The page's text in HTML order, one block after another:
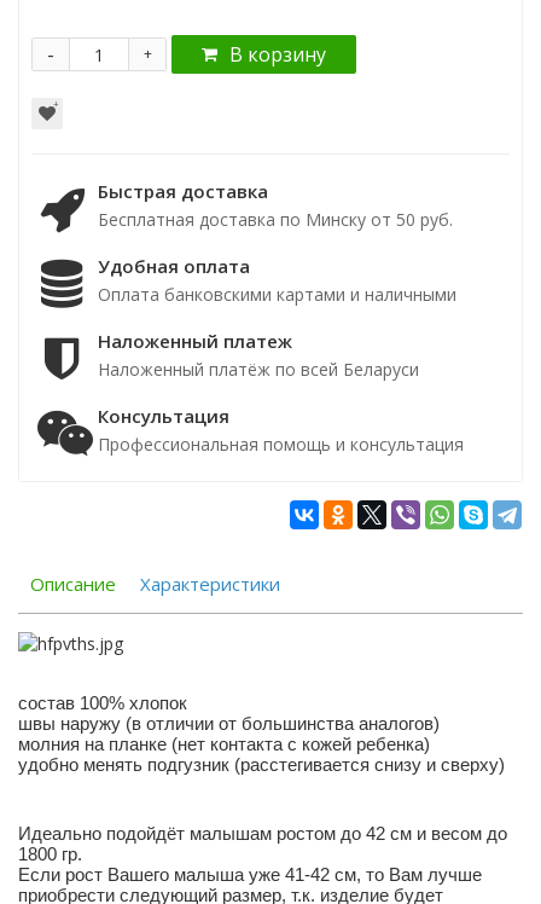
+
- В корзину
Быстрая доставка
Бесплатная доставка по Минску от 50 руб.
Удобная оплата
Оплата банковскими картами и наличными
Наложенный платеж
Наложенный платёж по всей Беларуси
Консультация
Профессиональная помощь и консультация
Описание Характеристики
состав 100% хлопок
швы наружу (в отличии от большинства аналогов)
молния на планке (нет контакта с кожей ребенка)
удобно менять подгузник (расстегивается снизу и сверху)
Идеально подойдёт малышам ростом до 42 см и весом до
1800 гр.
Если рост Вашего малыша уже 41-42 см, то Вам лучше
приобрести следующий размер, т.к. изделие будет